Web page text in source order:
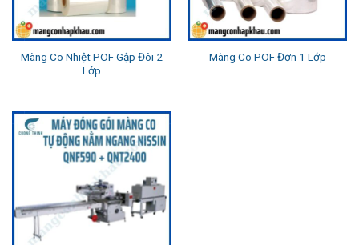
Màng Co Nhiệt POF Gập Đôi 2
Lớp
Màng Co POF Đơn 1 Lớp